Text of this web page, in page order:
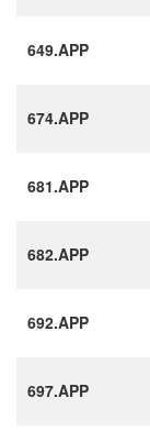
649.APP
674.APP
681.APP
682.APP
692.APP
697.APP